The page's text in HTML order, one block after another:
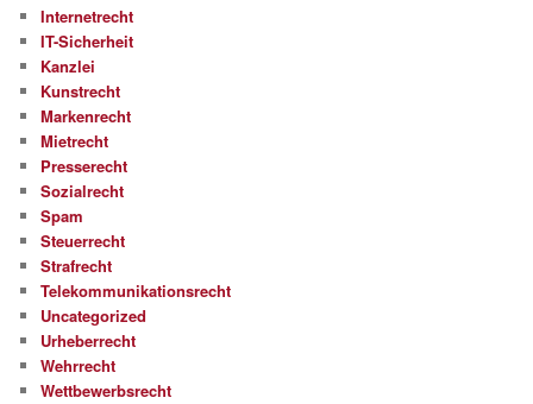
Internetrecht
IT-Sicherheit
Kanzlei
Kunstrecht
Markenrecht
Mietrecht
Presserecht
Sozialrecht
Spam
Steuerrecht
Strafrecht
Telekommunikationsrecht
Uncategorized
Urheberrecht
Wehrrecht
Wettbewerbsrecht